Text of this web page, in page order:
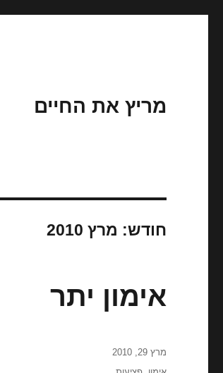
מריץ את החיים
חודש: מרץ 2010
אימון יתר
פורסם
מרץ 29, 2010